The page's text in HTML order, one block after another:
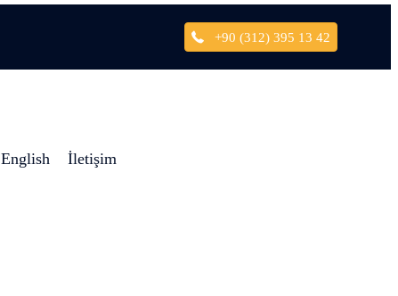
+90 (312) 395 13 42
English İletişim